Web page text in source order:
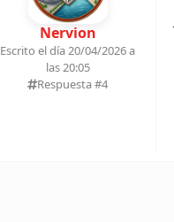
Nervion
Escrito el día 20/04/2026 a
las 20:05
Respuesta #4